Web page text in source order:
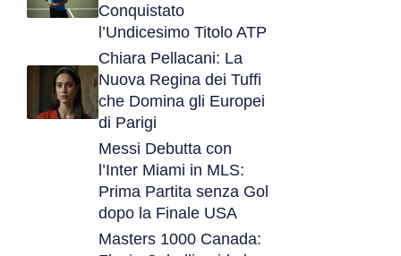
Conquistato
l’Undicesimo Titolo ATP
Chiara Pellacani: La
Nuova Regina dei Tuffi
che Domina gli Europei
di Parigi
Messi Debutta con
l’Inter Miami in MLS:
Prima Partita senza Gol
dopo la Finale USA
Masters 1000 Canada: